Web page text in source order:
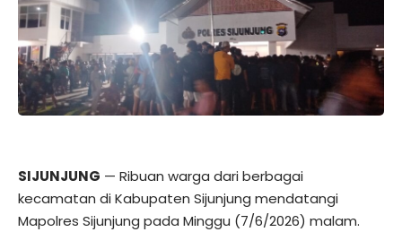
SIJUNJUNG — Ribuan warga dari berbagai
kecamatan di Kabupaten Sijunjung mendatangi
Mapolres Sijunjung pada Minggu (7/6/2026) malam.